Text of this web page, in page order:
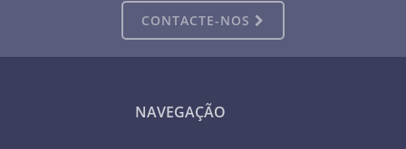
CONTACTE-NOS
NAVEGAÇÃO